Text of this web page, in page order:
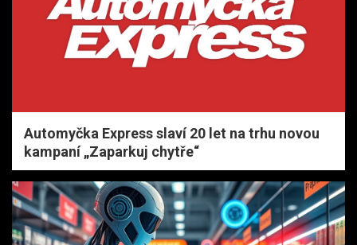
Automyčka Express slaví 20 let na trhu novou
kampaní „Zaparkuj chytře“